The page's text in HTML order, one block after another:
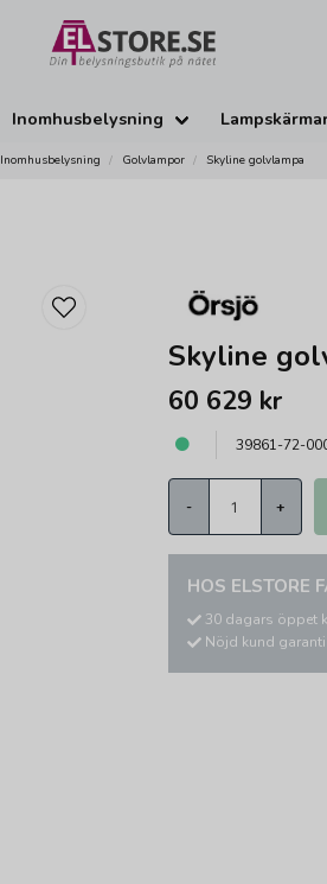
Inomhusbelysning
Inomhusbelysning Golvlampor Skyline golvlampa
Skyline
60 629 kr
39861-72-
- +
HOS ELSTORE
30 dagars öppet
Nöjd kund garanti